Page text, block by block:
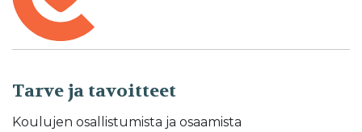
Tarve ja tavoitteet
Koulujen osallistumista ja osaamista